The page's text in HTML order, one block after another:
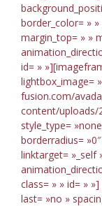
border_color= »
margin_top= » »
id= »
lightbox_image=
fusion.com/
content/uploads/
style_type=
borderradius=
linktarget= »_self
class= » » id= » »]
last= »no »